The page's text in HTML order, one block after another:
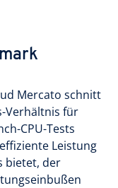
Mercato schnitt
Verhältnis für
CPU-Tests
Leistung
bietet, der